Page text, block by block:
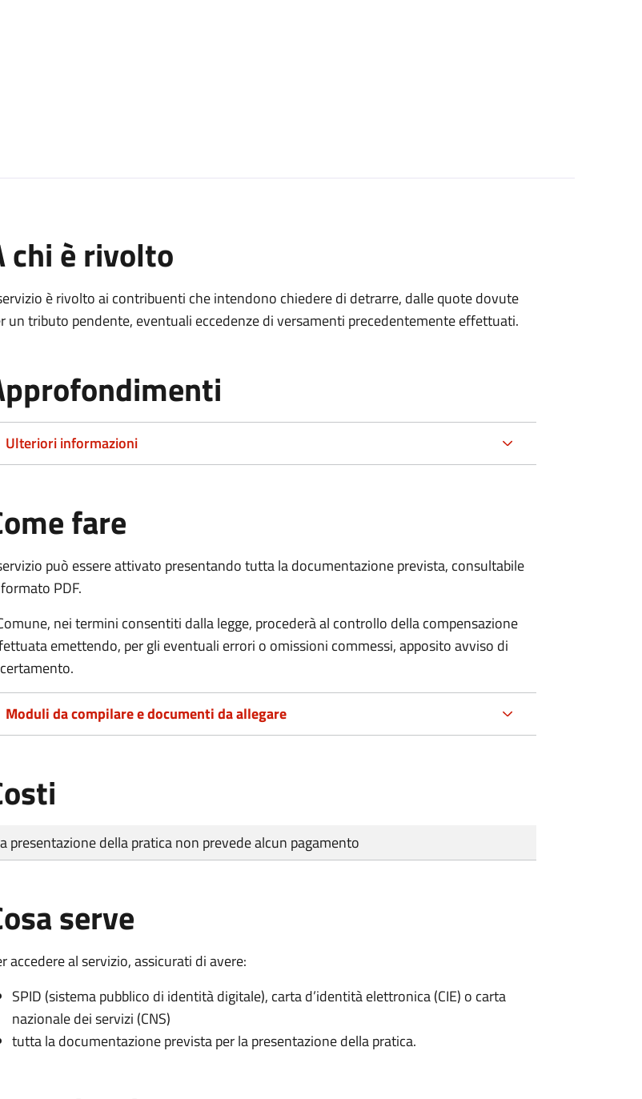
chi è rivolto
è rivolto ai contribuenti che intendono chiedere di detrarre, dalle quote dovute
un tributo pendente, eventuali eccedenze di versamenti precedentemente effettuati.
Ulteriori informazioni
fare
può essere attivato presentando tutta la documentazione prevista, consultabile
PDF.
nei termini consentiti dalla legge, procederà al controllo della compensazione
emettendo, per gli eventuali errori o omissioni commessi, apposito avviso di
Moduli da compilare e documenti da allegare
di pagamento
presentazione della pratica non prevede alcun pagamento
serve
accedere al servizio, assicurati di avere:
SPID (sistema pubblico di identità digitale), carta d’identità elettronica (CIE) o carta
nazionale dei servizi (CNS)
tutta la documentazione prevista per la presentazione della pratica.